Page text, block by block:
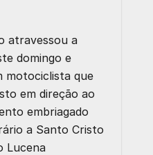
atravessou a
domingo e
motociclista que
em direção ao
embriagado
a Santo Cristo
Lucena